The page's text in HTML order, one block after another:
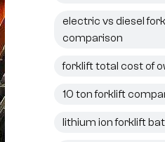
electric vs diesel
comparison
forklift total cost of
10 ton forklift
lithium ion forklift